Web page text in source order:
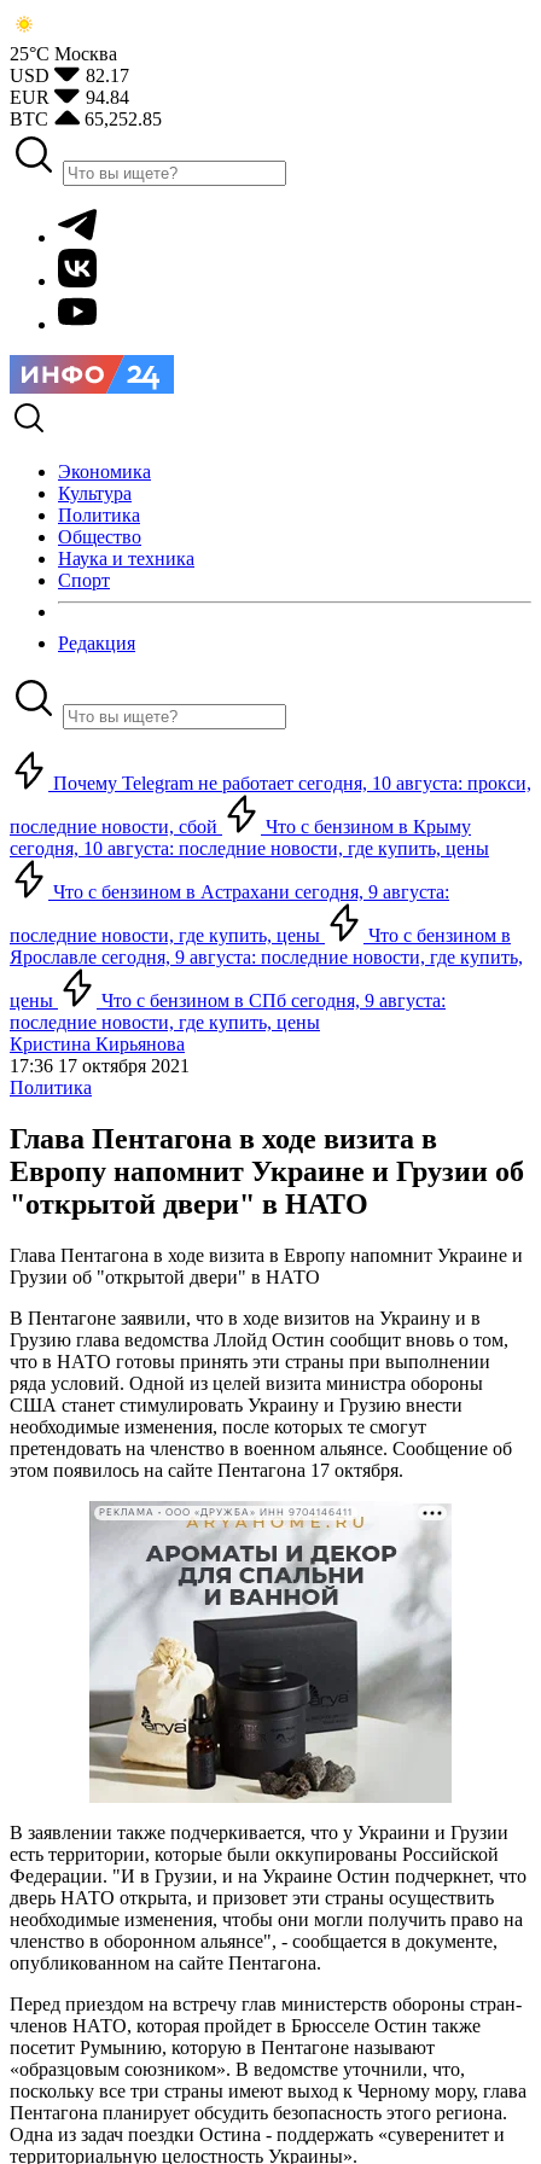
25°С Москва
USD
82.17
EUR
94.84
BTC
65,252.85
Экономика
Культура
Политика
Общество
Наука и техника
Спорт
Редакция
Почему Telegram не работает сегодня, 10 августа: прокси,
последние новости, сбой
Что с бензином в Крыму
сегодня, 10 августа: последние новости, где купить, цены
Что с бензином в Астрахани сегодня, 9 августа:
последние новости, где купить, цены
Что с бензином в
Ярославле сегодня, 9 августа: последние новости, где купить,
цены
Что с бензином в СПб сегодня, 9 августа:
последние новости, где купить, цены
Кристина Кирьянова
17:36 17 октября 2021
Политика
Глава Пентагона в ходе визита в
Европу напомнит Украине и Грузии об
"открытой двери" в НАТО
Глава Пентагона в ходе визита в Европу напомнит Украине и
Грузии об "открытой двери" в НАТО
В Пентагоне заявили, что в ходе визитов на Украину и в
Грузию глава ведомства Ллойд Остин сообщит вновь о том,
что в НАТО готовы принять эти страны при выполнении
ряда условий. Одной из целей визита министра обороны
США станет стимулировать Украину и Грузию внести
необходимые изменения, после которых те смогут
претендовать на членство в военном альянсе. Сообщение об
этом появилось на сайте Пентагона 17 октября.
РЕКЛАМА • ООО «ДРУЖБА» ИНН 9704146411
В заявлении также подчеркивается, что у Украини и Грузии
есть территории, которые были оккупированы Российской
Федерации. "И в Грузии, и на Украине Остин подчеркнет, что
дверь НАТО открыта, и призовет эти страны осуществить
необходимые изменения, чтобы они могли получить право на
членство в оборонном альянсе", - сообщается в документе,
опубликованном на сайте Пентагона.
Перед приездом на встречу глав министерств обороны стран-
членов НАТО, которая пройдет в Брюсселе Остин также
посетит Румынию, которую в Пентагоне называют
«образцовым союзником». В ведомстве уточнили, что,
поскольку все три страны имеют выход к Черному мору, глава
Пентагона планирует обсудить безопасность этого региона.
Одна из задач поездки Остина - поддержать «суверенитет и
территориальную целостность Украины».